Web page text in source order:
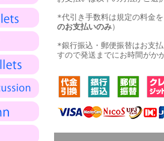
*代引き手数料は規定の料金
のお支払いのみ）
*銀行振込・郵便振替はお支
すので発送までにお時間がか